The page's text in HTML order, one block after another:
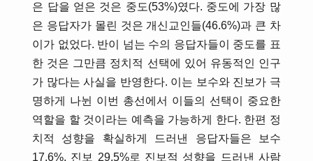
은 답을 얻은 것은 중도(53%)였다. 중도에 가장 많
은 응답자가 몰린 것은 개신교인들(46.6%)과 큰 차
이가 없었다. 반이 넘는 수의 응답자들이 중도를 표
한 것은 그만큼 정치적 선택에 있어 유동적인 인구
가 많다는 사실을 반영한다. 이는 보수와 진보가 극
명하게 나뉜 이번 총선에서 이들의 선택이 중요한
역할을 할 것이라는 예측을 가능하게 한다. 한편 정
치적 성향을 확실하게 드러낸 응답자들은 보수
17.6%, 진보 29.5%로 진보적 성향을 드러낸 사람